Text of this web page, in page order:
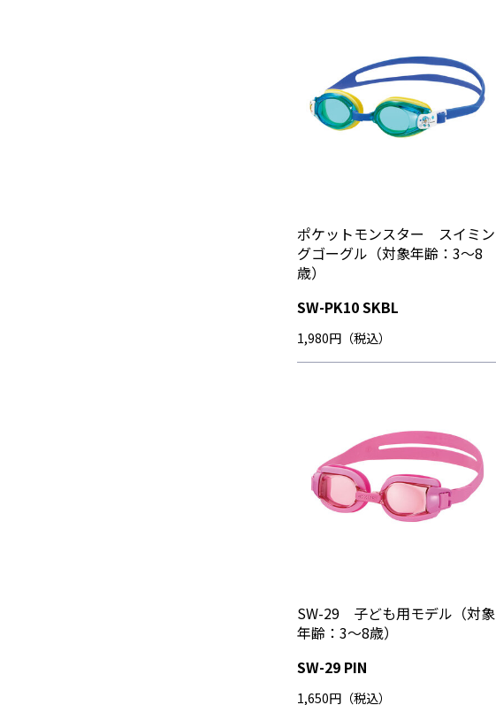
ポケットモンスター スイミン
グゴーグル（対象年齢：3～8
歳）
SW-PK10 SKBL
1,980円（税込）
SW-29 子ども用モデル（対象
年齢：3～8歳）
SW-29 PIN
1,650円（税込）